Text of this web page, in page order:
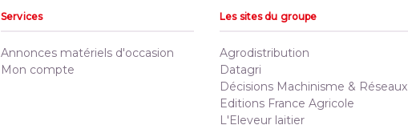
Services
Annonces matériels d'occasion
Mon compte
Les sites du groupe
Agrodistribution
Datagri
Décisions Machinisme & Réseaux
Editions France Agricole
L'Eleveur laitier